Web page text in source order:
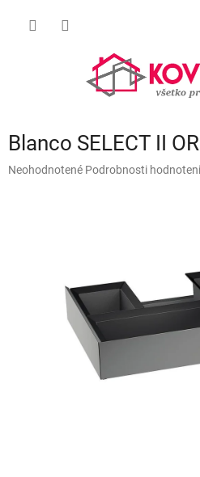
Blanco SELECT II
Priemerné
Neohodnotené Podrobnosti